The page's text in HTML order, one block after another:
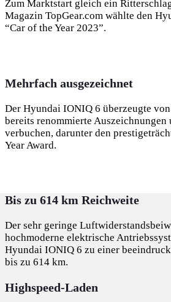
Zum Marktstart gleich ein
Magazin TopGear.com wählte den
“Car of the Year 2023”.
Mehrfach ausgezeichnet
Der Hyundai IONIQ 6 überzeugte
bereits renommierte Auszeichnungen
verbuchen, darunter den
Year Award.
Bis zu 614 km Reichweite
Der sehr geringe
hochmoderne elektrische
Hyundai IONIQ 6 zu einer
bis zu 614 km.
Highspeed-Laden